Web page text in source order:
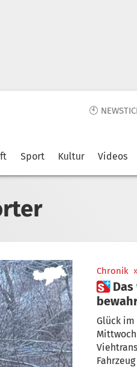
🕙
Sport Kultur Videos
Chronik
 Das war knapp: Leitplanke
Glück